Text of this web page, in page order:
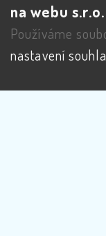
na webu s.r.o.
Používáme
nastavení